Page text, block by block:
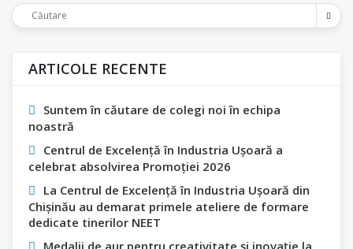
ARTICOLE RECENTE
Suntem în căutare de colegi noi în echipa
noastră
Centrul de Excelență în Industria Ușoară a
celebrat absolvirea Promoției 2026
La Centrul de Excelență în Industria Ușoară din
Chișinău au demarat primele ateliere de formare
dedicate tinerilor NEET
Medalii de aur pentru creativitate și inovație la